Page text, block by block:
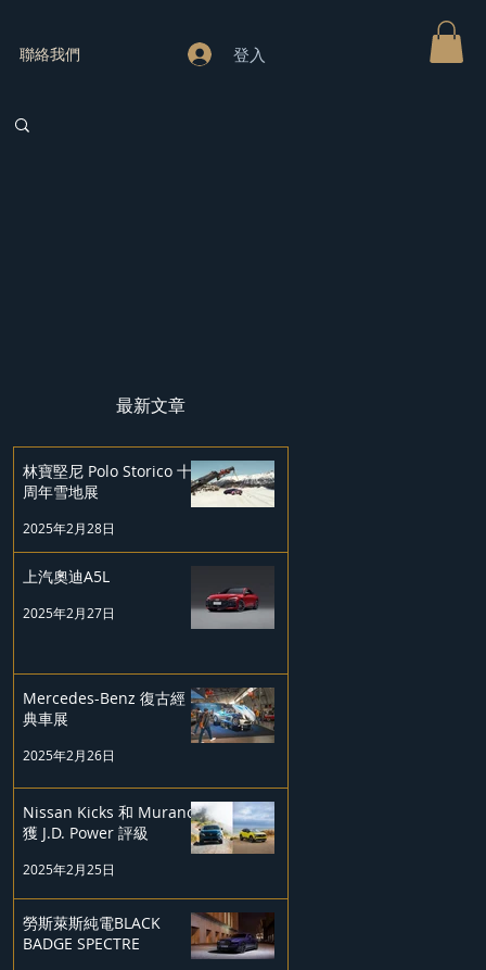
聯絡我們 登入
最新文章
林寶堅尼 Polo Storico 十
周年雪地展
2025年2月28日
上汽奧迪A5L
2025年2月27日
Mercedes-Benz 復古經
典車展
2025年2月26日
Nissan Kicks 和 Murano
獲 J.D. Power 評級
2025年2月25日
勞斯萊斯純電BLACK
BADGE SPECTRE